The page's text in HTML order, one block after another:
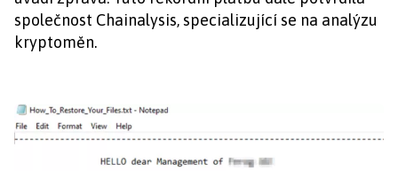
společnost Chainalysis, specializující se na analýzu
kryptoměn.